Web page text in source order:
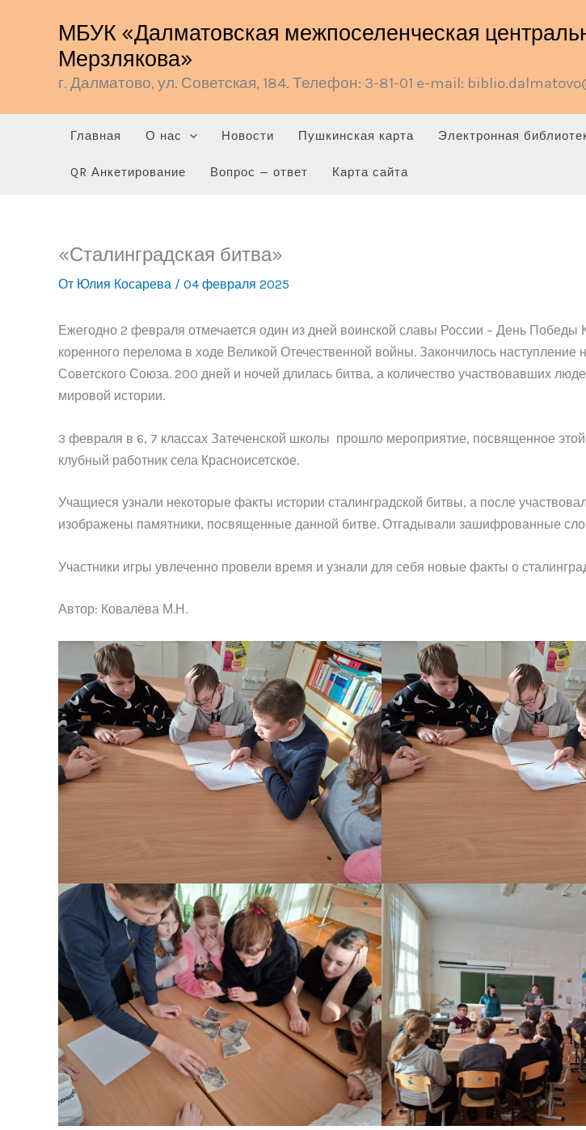
содержимому
МБУК «Далматовская межпоселенческая
Мерзлякова»
г. Далматово, ул. Советская, 184. Телефон: 3-81-01 e-mail:
Главная О нас Новости Пушкинская карта Электронная
QR Анкетирование Вопрос — ответ Карта сайта
«Сталинградская битва»
От Юлия Косарева / 04 февраля 2025
Ежегодно 2 февраля отмечается один из дней воинской славы России – День
коренного перелома в ходе Великой Отечественной войны. Закончилось
Советского Союза. 200 дней и ночей длилась битва, а количество участвовавших
мировой истории.
3 февраля в 6, 7 классах Затеченской школы прошло мероприятие, посвященное
клубный работник села Красноисетское.
Учащиеся узнали некоторые факты истории сталинградской битвы, а после
изображены памятники, посвященные данной битве. Отгадывали зашифрованные
Участники игры увлеченно провели время и узнали для себя новые факты о
Автор: Ковалёва М.Н.